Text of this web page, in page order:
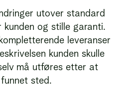
utover standard
kunden og stille garanti.
leveranser
kunden skulle
må utføres etter at
sted.